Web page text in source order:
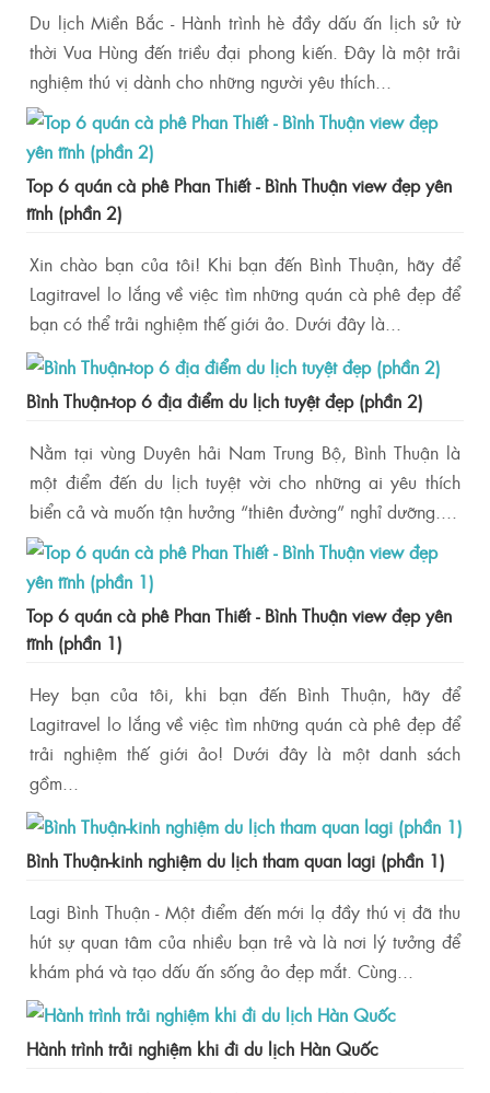
Du lịch Miền Bắc - Hành trình hè đầy dấu ấn lịch sử từ
thời Vua Hùng đến triều đại phong kiến. Đây là một trải
nghiệm thú vị dành cho những người yêu thích...
Top 6 quán cà phê Phan Thiết - Bình Thuận view đẹp yên
tĩnh (phần 2)
Xin chào bạn của tôi! Khi bạn đến Bình Thuận, hãy để
Lagitravel lo lắng về việc tìm những quán cà phê đẹp để
bạn có thể trải nghiệm thế giới ảo. Dưới đây là...
Bình Thuận-top 6 địa điểm du lịch tuyệt đẹp (phần 2)
Nằm tại vùng Duyên hải Nam Trung Bộ, Bình Thuận là
một điểm đến du lịch tuyệt vời cho những ai yêu thích
biển cả và muốn tận hưởng “thiên đường” nghỉ dưỡng....
Top 6 quán cà phê Phan Thiết - Bình Thuận view đẹp yên
tĩnh (phần 1)
Hey bạn của tôi, khi bạn đến Bình Thuận, hãy để
Lagitravel lo lắng về việc tìm những quán cà phê đẹp để
trải nghiệm thế giới ảo! Dưới đây là một danh sách
gồm...
Bình Thuận-kinh nghiệm du lịch tham quan lagi (phần 1)
Lagi Bình Thuận - Một điểm đến mới lạ đầy thú vị đã thu
hút sự quan tâm của nhiều bạn trẻ và là nơi lý tưởng để
khám phá và tạo dấu ấn sống ảo đẹp mắt. Cùng...
Hành trình trải nghiệm khi đi du lịch Hàn Quốc